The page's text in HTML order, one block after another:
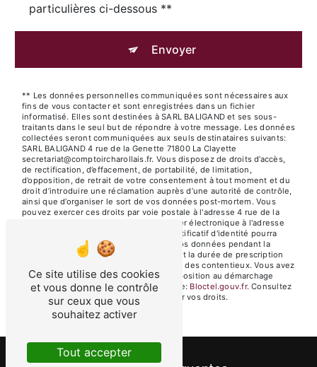
particulières ci-dessous **
Envoyer
** Les données personnelles communiquées sont nécessaires aux
fins de vous contacter et sont enregistrées dans un fichier
informatisé. Elles sont destinées à SARL BALIGAND et ses sous-
traitants dans le seul but de répondre à votre message. Les données
collectées seront communiquées aux seuls destinataires suivants:
SARL BALIGAND 4 rue de la Genette 71800 La Clayette
secretariat@comptoircharollais.fr. Vous disposez de droits d’accès,
de rectification, d’effacement, de portabilité, de limitation,
d’opposition, de retrait de votre consentement à tout moment et du
droit d’introduire une réclamation auprès d’une autorité de contrôle,
ainsi que d’organiser le sort de vos données post-mortem. Vous
pouvez exercer ces droits par voie postale à l'adresse 4 rue de la
Genette 71800 La Clayette ou par courrier électronique à l'adresse
secretariat@comptoircharollais.fr. Un justificatif d'identité pourra
vous être demandé. Nous conservons vos données pendant la
période de prise de contact puis pendant la durée de prescription
légale aux fins probatoires et de gestion des contentieux. Vous avez
le droit de vous inscrire sur la liste d'opposition au démarchage
téléphonique, disponible à cette adresse:
Bloctel.gouv.fr. Consultez
le site cnil.fr pour plus d’informations sur vos droits.
Ce site utilise des cookies
et vous donne le contrôle
sur ceux que vous
souhaitez activer
Tout accepter